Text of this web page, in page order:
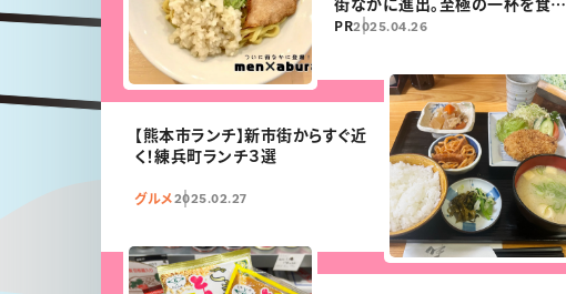
尽くせ！
PR2025.04.26
【熊本市ランチ】新市街からすぐ近
く！練兵町ランチ３選
グルメ2025.02.27